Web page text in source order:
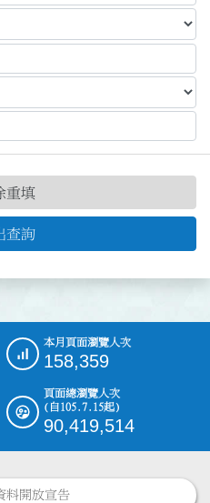
查詢
重填
本月頁面瀏覽人次
158,359
頁面總瀏覽人次
(自105.7.15起)
90,419,514
料開放宣告